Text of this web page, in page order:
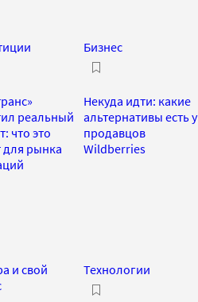
реальный
что это
для рынка
Бизнес
Некуда идти: какие
альтернативы есть у
продавцов
Wildberries
и свой
Технологии